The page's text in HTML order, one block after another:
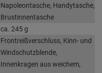
Napoleontasche, Handytasche,
Brustinnentasche
ca. 245 g
Frontreißverschluss, Kinn- und
Windschutzblende,
Innenkragen aus weichem,